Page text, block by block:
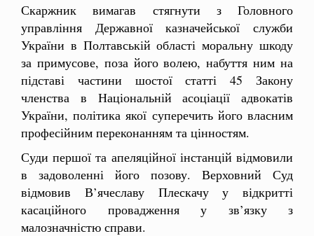
Скаржник вимагав стягнути з Головного
управління Державної казначейської служби
України в Полтавській області моральну шкоду
за примусове, поза його волею, набуття ним на
підставі частини шостої статті 45 Закону
членства в Національній асоціації адвокатів
України, політика якої суперечить його власним
професійним переконанням та цінностям.
Суди першої та апеляційної інстанцій відмовили
в задоволенні його позову. Верховний Суд
відмовив В’ячеславу Плескачу у відкритті
касаційного провадження у зв’язку з
малозначністю справи.